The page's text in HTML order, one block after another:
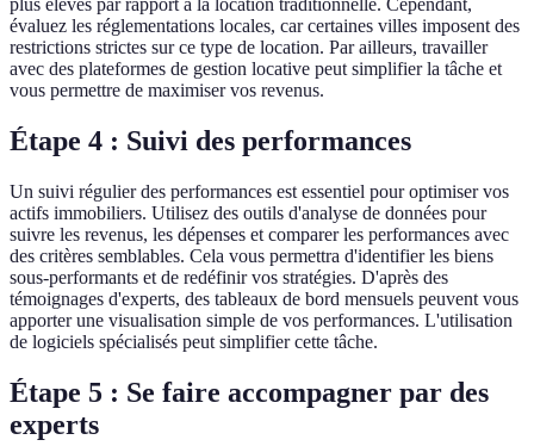
plus élevés par rapport à la location traditionnelle. Cependant,
évaluez les réglementations locales, car certaines villes imposent des
restrictions strictes sur ce type de location. Par ailleurs, travailler
avec des plateformes de gestion locative peut simplifier la tâche et
vous permettre de maximiser vos revenus.
Étape 4 : Suivi des performances
Un suivi régulier des performances est essentiel pour optimiser vos
actifs immobiliers. Utilisez des outils d'analyse de données pour
suivre les revenus, les dépenses et comparer les performances avec
des critères semblables. Cela vous permettra d'identifier les biens
sous-performants et de redéfinir vos stratégies. D'après des
témoignages d'experts, des tableaux de bord mensuels peuvent vous
apporter une visualisation simple de vos performances. L'utilisation
de logiciels spécialisés peut simplifier cette tâche.
Étape 5 : Se faire accompagner par des
experts